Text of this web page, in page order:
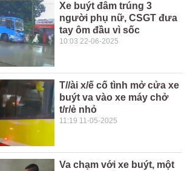
Xe buýt đâm trúng 3
người phụ nữ, CSGT đưa
tay ôm đầu vì sốc
10:03 22-06-2025
T//ài x/ế cố tình mở cửa xe
buýt va vào xe máy chở
t/r/ẻ nhỏ
11:19 11-05-2025
Va chạm với xe buýt, một